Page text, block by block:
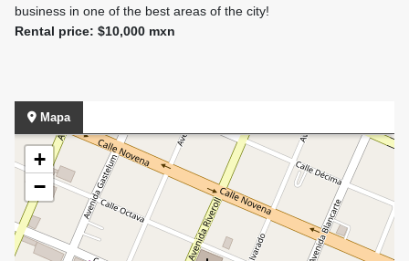
business in one of the best areas of the city!
Rental price: $10,000 mxn
Mapa
+
−